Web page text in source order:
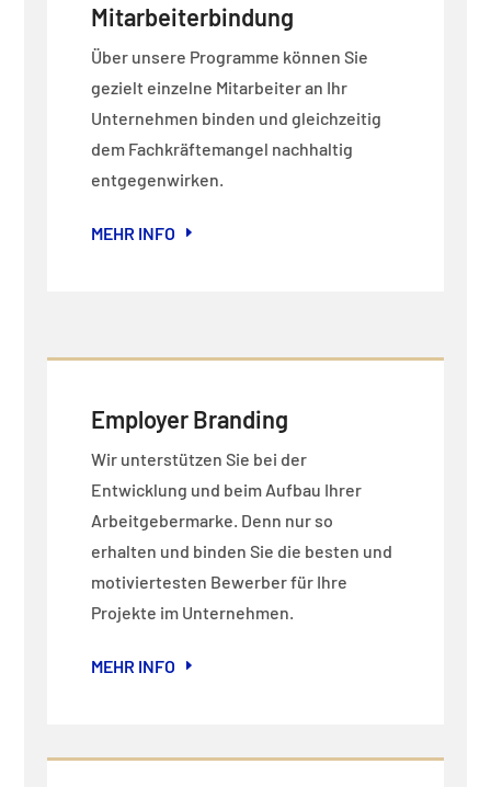
Mitarbeiterbindung
Über unsere Programme können Sie
gezielt einzelne Mitarbeiter an Ihr
Unternehmen binden und gleichzeitig
dem Fachkräftemangel nachhaltig
entgegenwirken.
MEHR INFO
Employer Branding
Wir unterstützen Sie bei der
Entwicklung und beim Aufbau Ihrer
Arbeitgebermarke. Denn nur so
erhalten und binden Sie die besten und
motiviertesten Bewerber für Ihre
Projekte im Unternehmen.
MEHR INFO